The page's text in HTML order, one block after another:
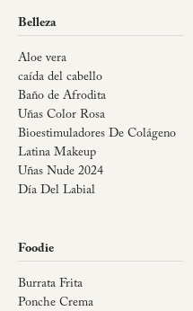
Belleza
Aloe vera
caída del cabello
Baño de Afrodita
Uñas Color Rosa
Bioestimuladores De Colágeno
Latina Makeup
Uñas Nude 2024
Día Del Labial
Foodie
Burrata Frita
Ponche Crema